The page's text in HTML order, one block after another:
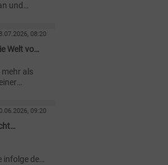
und
sehen aber
08:20
Welt vom
mehr als
09:20
des